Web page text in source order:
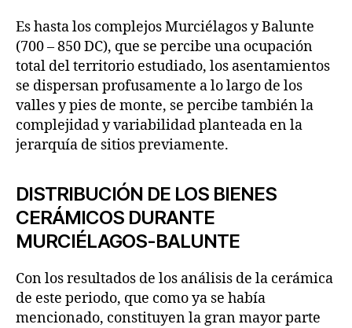
Es hasta los complejos Murciélagos y Balunte
(700 – 850 DC), que se percibe una ocupación
total del territorio estudiado, los asentamientos
se dispersan profusamente a lo largo de los
valles y pies de monte, se percibe también la
complejidad y variabilidad planteada en la
jerarquía de sitios previamente.
DISTRIBUCIÓN DE LOS BIENES
CERÁMICOS DURANTE
MURCIÉLAGOS-BALUNTE
Con los resultados de los análisis de la cerámica
de este periodo, que como ya se había
mencionado, constituyen la gran mayor parte